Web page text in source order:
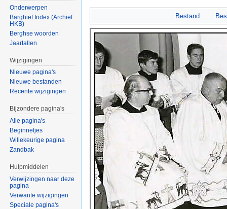
Bestand
Onderwerpen
Barghief Index (Archief
HKB)
Berghse woorden
Jaartallen
Wijzigingen
Nieuwe pagina's
Nieuwe bestanden
Recente wijzigingen
Bijzondere pagina's
Alle pagina's
Beginnetjes
Willekeurige pagina
Zandbak
Hulpmiddelen
Verwijzingen naar deze
pagina
Verwante wijzigingen
Speciale pagina's